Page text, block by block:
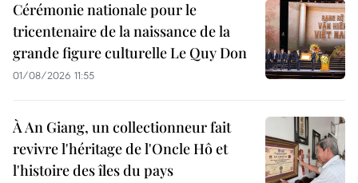
Cérémonie nationale pour le
tricentenaire de la naissance de la
grande figure culturelle Le Quy Don
01/08/2026 11:55
À An Giang, un collectionneur fait
revivre l'héritage de l'Oncle Hô et
l'histoire des îles du pays